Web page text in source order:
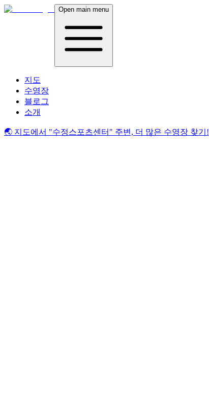
Open main menu
지도
수영장
블로그
소개
🌏 지도에서 "수정스포츠센터" 주변, 더 많은 수영장 찾기!